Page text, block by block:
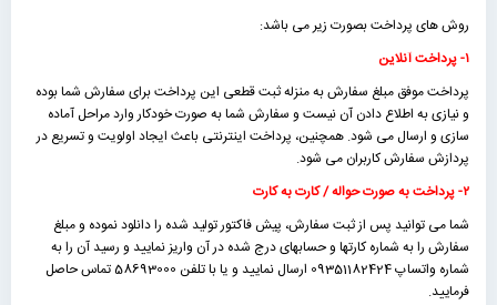
روش های پرداخت بصورت زیر می باشد:
۱- پرداخت آنلاین
پرداخت موفق مبلغ سفارش به منزله ثبت قطعی این پرداخت برای سفارش شما بوده
و نیازی به اطلاع دادن آن نیست و سفارش شما به صورت خودکار وارد مراحل آماده
سازی و ارسال می شود. همچنین، پرداخت اینترنتی باعث ایجاد اولویت و تسریع در
پردازش سفارش کاربران می شود.
۲- پرداخت به صورت حواله / کارت به کارت
شما می توانید پس از ثبت سفارش، پیش فاکتور تولید شده را دانلود نموده و مبلغ
سفارش را به شماره کارتها و حسابهای درج شده در آن واریز نمایید و رسید آن را به
شماره واتساپ 09351182424 ارسال نمایید و یا با تلفن 58693000 تماس حاصل
فرمایید.